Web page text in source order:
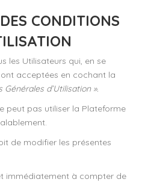
CONDITIONS
les Utilisateurs qui, en se
acceptées en cochant la
Générales d’Utilisation ».
peut pas utiliser la Plateforme
de modifier les présentes
immédiatement à compter de